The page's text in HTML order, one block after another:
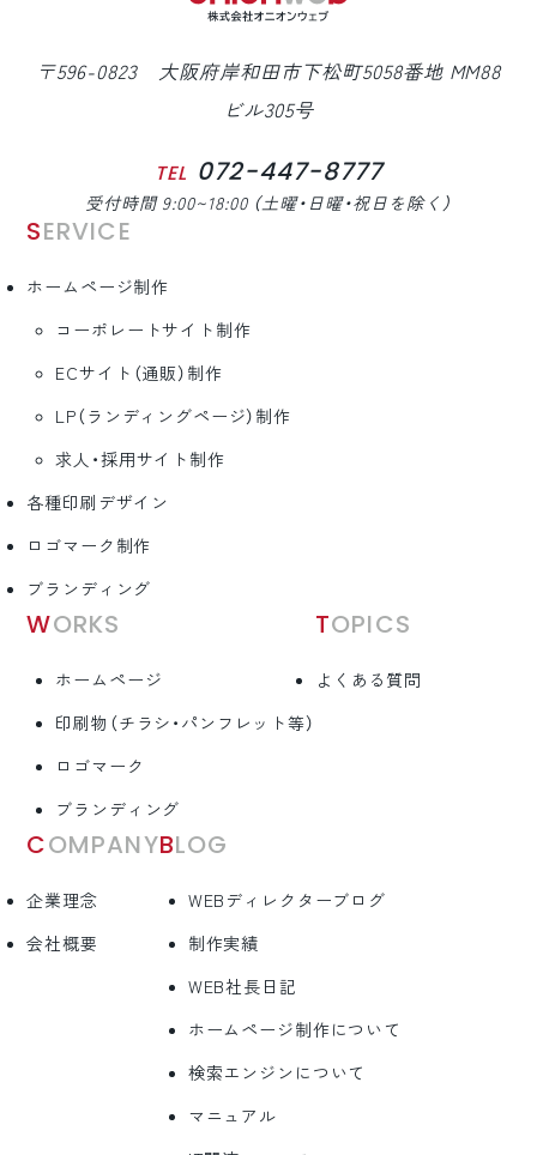
〒596-0823 大阪府岸和田市下松町5058番地 MM88
ビル305号
TEL 072-447-8777
受付時間 9:00~18:00 （土曜・日曜・祝日を除く）
SERVICE
ホームページ制作
コーポレートサイト制作
ECサイト（通販）制作
LP（ランディングページ）制作
求人・採用サイト制作
各種印刷デザイン
ロゴマーク制作
ブランディング
WORKS
ホームページ
印刷物（チラシ・パンフレット等）
ロゴマーク
ブランディング
TOPICS
よくある質問
COMPANY
企業理念
会社概要
BLOG
WEBディレクターブログ
制作実績
WEB社長日記
ホームページ制作について
検索エンジンについて
マニュアル